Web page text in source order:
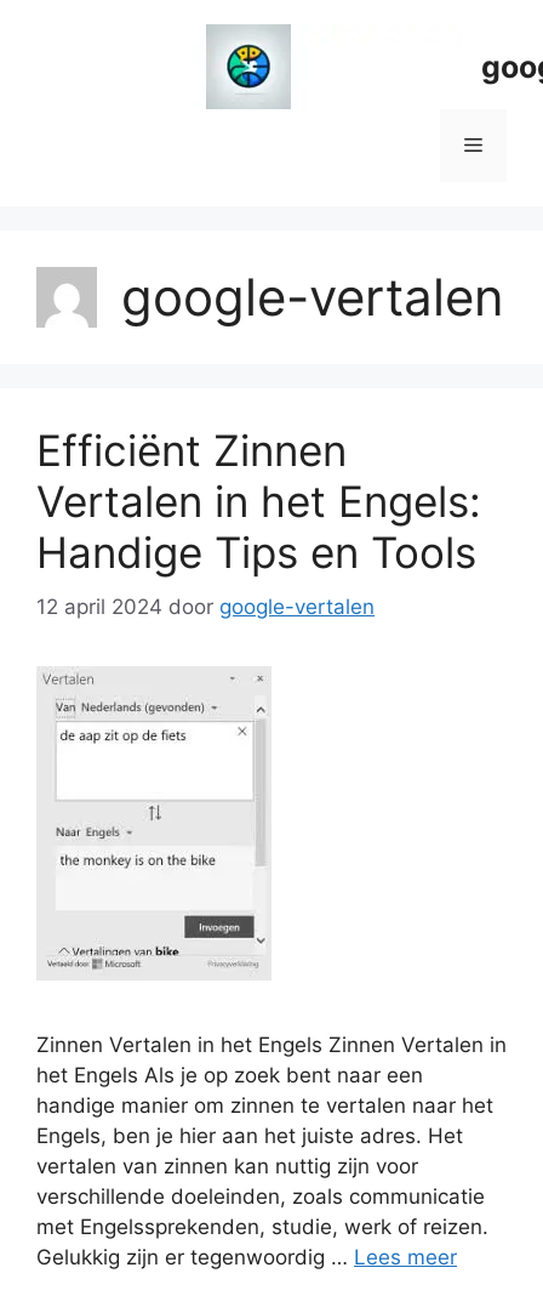
Menu
google-vertalen
Efficiënt Zinnen
Vertalen in het Engels:
Handige Tips en Tools
12 april 2024 door google-vertalen
Zinnen Vertalen in het Engels Zinnen Vertalen in
het Engels Als je op zoek bent naar een
handige manier om zinnen te vertalen naar het
Engels, ben je hier aan het juiste adres. Het
vertalen van zinnen kan nuttig zijn voor
verschillende doeleinden, zoals communicatie
met Engelssprekenden, studie, werk of reizen.
Gelukkig zijn er tegenwoordig … Lees meer